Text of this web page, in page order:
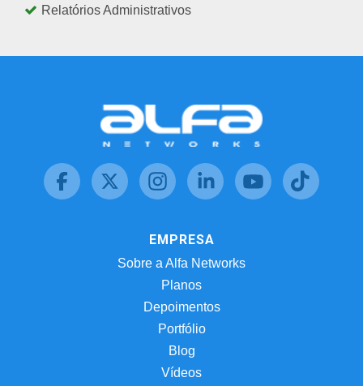
Relatórios Administrativos
EMPRESA
Sobre a Alfa Networks
Planos
Depoimentos
Portfólio
Blog
Vídeos